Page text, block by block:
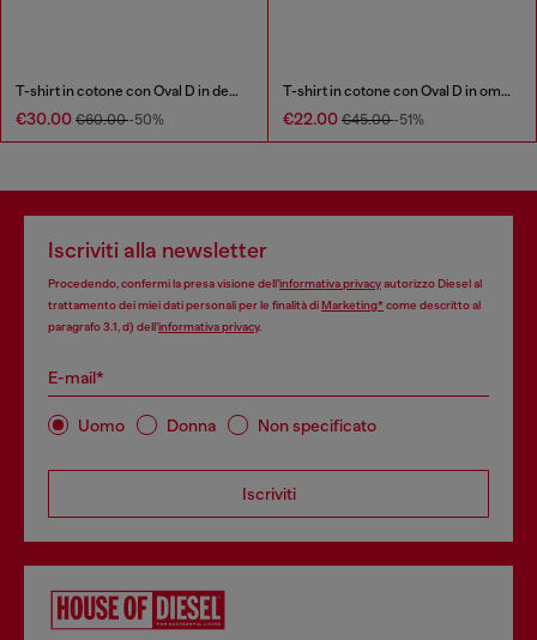
T-shirt in cotone con Oval D in denim
€30.00 €60.00-50%
T-shirt in cotone con Oval D in ombra
€22.00 €45.00-51%
Iscriviti alla newsletter
Procedendo, confermi la presa visione dell’informativa privacyautorizzo Diesel al
trattamento dei miei dati personali per le finalità diMarketing*come descritto al
paragrafo 3.1, d) dell’informativa privacy.
E-mail*
Uomo Donna Non specificato
Iscriviti